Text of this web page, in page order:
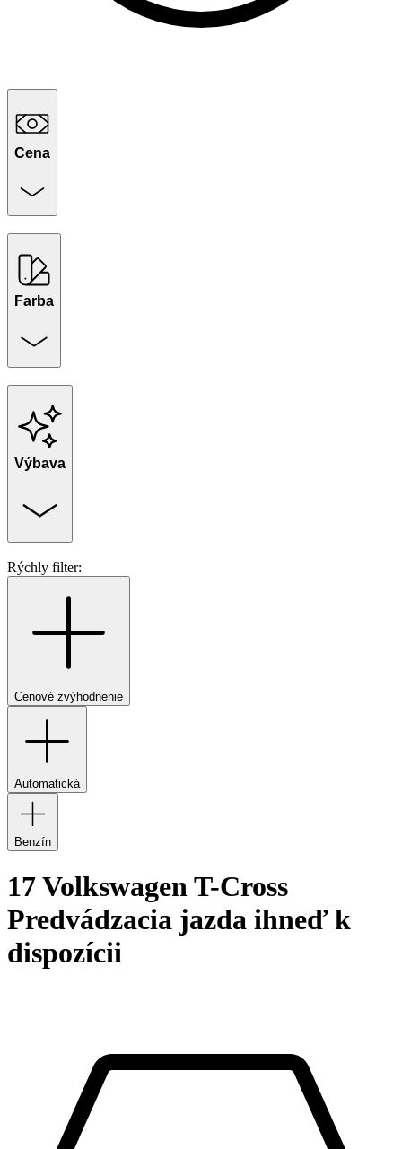
Cena
Farba
Výbava
Rýchly filter:
Cenové zvýhodnenie
Automatická
Benzín
17 Volkswagen T-Cross
Predvádzacia jazda ihneď k
dispozícii